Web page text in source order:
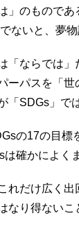
」のもので
ないと、夢
「ならでは
ーパスを「
「SDGs」で
の17の目標
は確かによく
れだけ広く
なり得ないこ